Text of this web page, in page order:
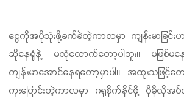
ငွေကိုအပိုသုံးဖို့ခက်ခဲတဲ့ကာလမှာ ကျန်းမာခြင်း
ဆိုနေရုံနဲ့ မလုံလောက်တော့ပါဘူး။ မဖြစ်မနေ
ကျန်းမာအောင်နေရတော့မှာပါ။ အထူးသဖ
ကူးပြောင်းတဲ့ကာလမှာ ဂရုစိုက်နိုင်ဖို့ ပိုမိုလိုအပ်